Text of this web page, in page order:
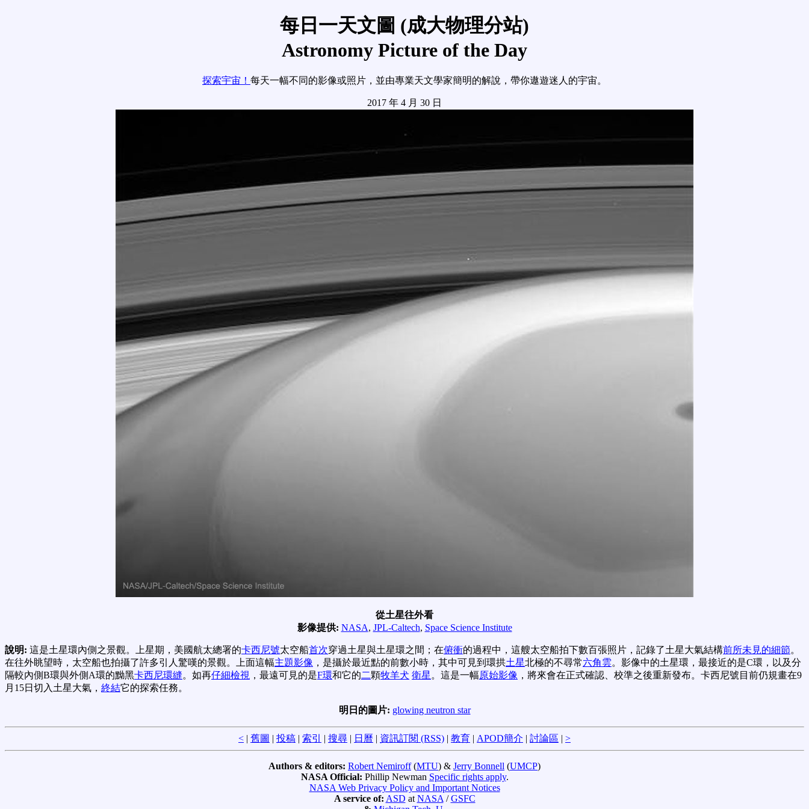
每日一天文圖 (成大物理分站)
Astronomy Picture of the Day
探索宇宙！ 每天一幅不同的影像或照片，並由專業天文學家簡明的解說，帶你遨遊迷人的宇宙。
2017 年 4 月 30 日
從土星往外看
影像提供: NASA, JPL-Caltech, Space Science Institute
說明: 這是土星環內側之景觀。上星期，美國航太總署的卡西尼號太空船首次穿過土星與土星環之間；在俯衝的過程中，這艘太空船拍下數百張照片，記錄了土星大氣結構前所未見的細節。
在往外眺望時，太空船也拍攝了許多引人驚嘆的景觀。上面這幅主題影像 ，是攝於最近點的前數小時，其中可見到環拱土星北極的不尋常六角雲。影像中的土星環，最接近的是C環，以及分
隔較內側B環與外側A環的黝黑卡西尼環縫。如再仔細檢視 ，最遠可見的是F環和它的二顆牧羊犬 衛星 。這是一幅原始影像 ，將來會在正式確認、校準之後重新發布。卡西尼號目前仍規畫在9
月15日切入土星大氣， 終結它的探索任務。
明日的圖片: glowing neutron star
< | 舊圖 | 投稿 | 索引 | 搜尋 | 日曆 | 資訊訂閱 (RSS) | 教育 | APOD簡介 | 討論區 | >
Authors & editors: Robert Nemiroff(MTU) & Jerry Bonnell (UMCP)
NASA Official: Phillip Newman Specific rights apply.
NASA Web Privacy Policy and Important Notices
A service of: ASD at NASA /GSFC